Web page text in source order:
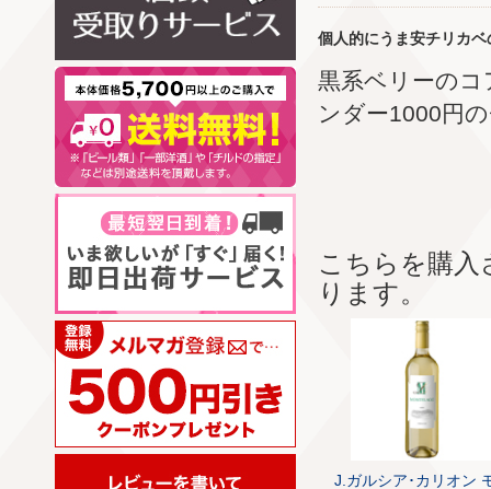
個人的にうま安チリカ
黒系ベリーの
ンダー1000円
こちらを購
ります。
J.ガルシア･カリオン